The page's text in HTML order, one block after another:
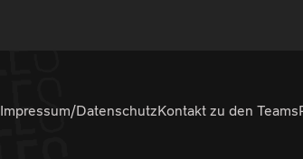
Impressum/DatenschutzKontakt zu den Teams